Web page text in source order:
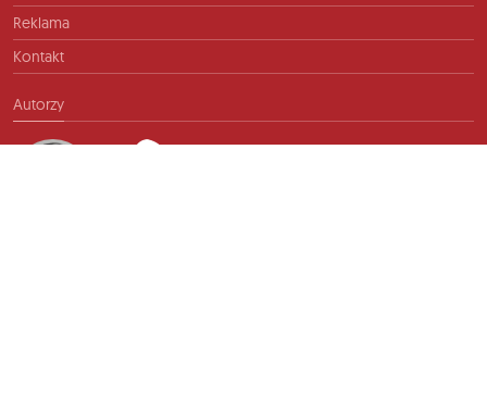
Reklama
Kontakt
Autorzy